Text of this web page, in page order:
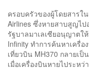
ครอบครัวของผู้โดยสารใ
Airlines ซึ่งหายสาบสูญไป
รัฐบาลมาเลเซียอนุญาตใ
Infinity ทำการค้นหาเครื่
เที่ยวบิน MH370 กลายเ
เมื่อเครื่องบินหายไประหว่